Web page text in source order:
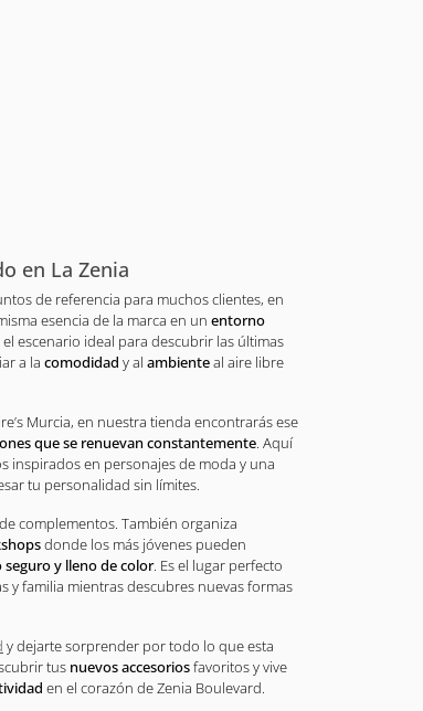
en La Zenia
de referencia para muchos clientes, en
esencia de la marca en un entorno
escenario ideal para descubrir las últimas
a la comodidad y al ambienteal aire libre
Murcia, en nuestra tienda encontrarás ese
que se renuevan constantemente. Aquí
inspirados en personajes de moda y una
tu personalidad sin límites.
complementos. También organiza
donde los más jóvenes pueden
y lleno de color. Es el lugar perfecto
y familia mientras descubres nuevas formas
y dejarte sorprender por todo lo que esta
tus nuevos accesoriosfavoritos y vive
en el corazón de Zenia Boulevard.